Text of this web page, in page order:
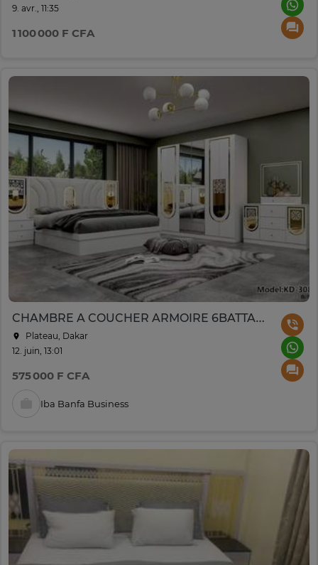
9. avr., 11:35
1 100 000 F CFA
CHAMBRE A COUCHER ARMOIRE 6BATTANTS 6PIECES BLANC
Plateau, Dakar
12. juin, 13:01
575 000 F CFA
Iba Banfa Business